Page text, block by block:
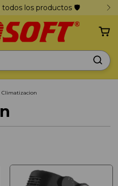
todos los productos 🛡️
Climatizacion